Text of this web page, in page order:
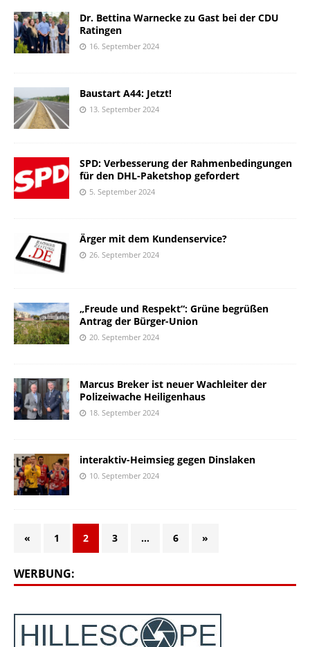
Dr. Bettina Warnecke zu Gast bei der CDU
Ratingen
16. September 2024
Baustart A44: Jetzt!
13. September 2024
SPD: Verbesserung der Rahmenbedingungen
für den DHL-Paketshop gefordert
5. September 2024
Ärger mit dem Kundenservice?
26. September 2024
„Freude und Respekt“: Grüne begrüßen
Antrag der Bürger-Union
20. September 2024
Marcus Breker ist neuer Wachleiter der
Polizeiwache Heiligenhaus
18. September 2024
interaktiv-Heimsieg gegen Dinslaken
10. September 2024
« 1 2 3 … 6 »
WERBUNG: